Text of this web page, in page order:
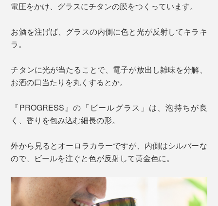
電圧をかけ、グラスにチタンの膜をつくっています。
お酒を注げば、グラスの内側に色と光が反射してキラキ
ラ。
チタンに光が当たることで、電子が放出し雑味を分解、
お酒の口当たりを丸くするとか。
『PROGRESS』の「ビールグラス」は、泡持ちが良
く、香りを包み込む細長の形。
外から見るとオーロラカラーですが、内側はシルバーな
ので、ビールを注ぐと色が反射して黄金色に。